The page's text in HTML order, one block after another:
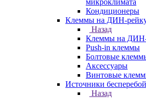
микроклимата
Кондиционеры
Клеммы на ДИН-
Назад
Клеммы на
Push-in клеммы
Болтовые
Аксессуары
Винтовые
Источники
Назад